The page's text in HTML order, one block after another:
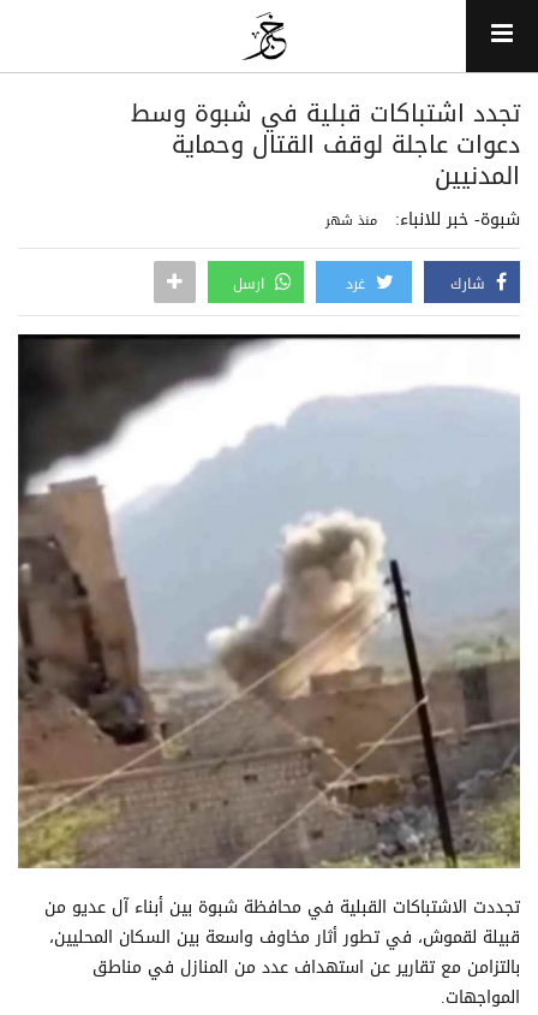
تجدد اشتباكات قبلية في شبوة وسط
دعوات عاجلة لوقف القتال وحماية
المدنيين
شبوة- خبر للانباء: منذ شهر
شارك غرد ارسل
تجددت الاشتباكات القبلية في محافظة شبوة بين أبناء آل عديو من
قبيلة لقموش، في تطور أثار مخاوف واسعة بين السكان المحليين،
بالتزامن مع تقارير عن استهداف عدد من المنازل في مناطق
المواجهات.